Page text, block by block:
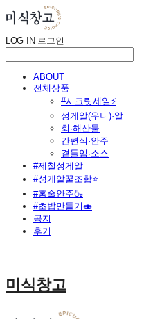
LOG IN 로그인
ABOUT
전체상품
#시크릿세일⚡
성게알(우니)·알
회·해산물
간편식·안주
곁들임·소스
#제철성게알
#성게알꿀조합⭐
#홈술안주🍶
#초밥만들기🍣
공지
후기
미식창고